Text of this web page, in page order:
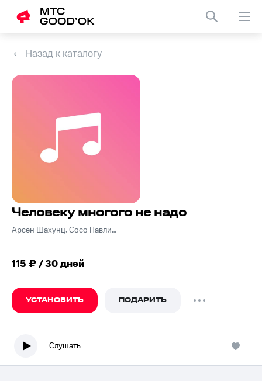
Назад к каталогу
Человеку многого не надо
Арсен Шахунц, Сосо Павлиашвили
115 ₽ / 30 дней
УСТАНОВИТЬ ПОДАРИТЬ
Слушать